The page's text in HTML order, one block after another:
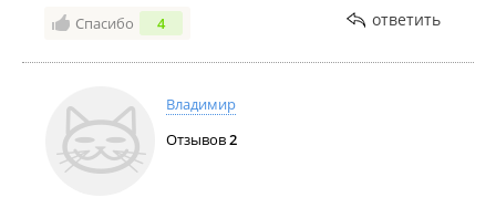
Спасибо 4 ответить
Владимир
Отзывов2